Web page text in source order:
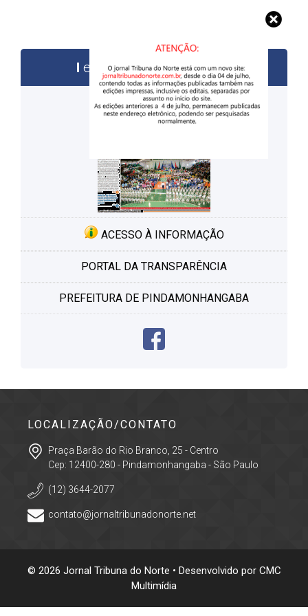
edições anteriores
ACESSO À INFORMAÇÃO
PORTAL DA TRANSPARÊNCIA
PREFEITURA DE PINDAMONHANGABA
LOCALIZAÇÃO/CONTATO
Praça Barão do Rio Branco, 25 - Centro
Cep: 12400-280 - Pindamonhangaba - São Paulo
(12) 3644-2077
contato@jornaltribunadonorte.net
© 2026 Jornal Tribuna do Norte • Desenvolvido por CMC
Multimídia